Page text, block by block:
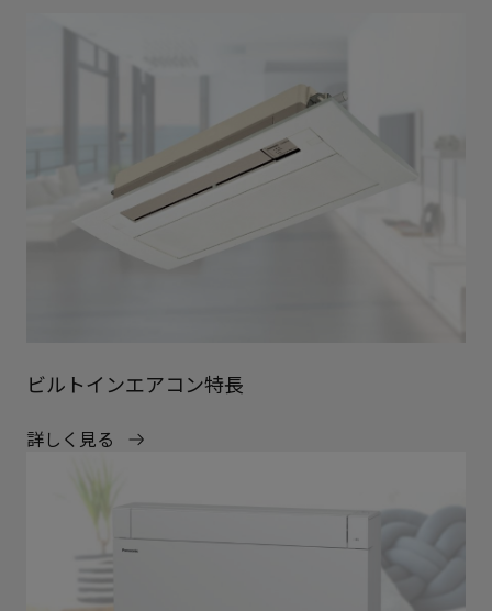
ビルトインエアコン特長
詳しく見る